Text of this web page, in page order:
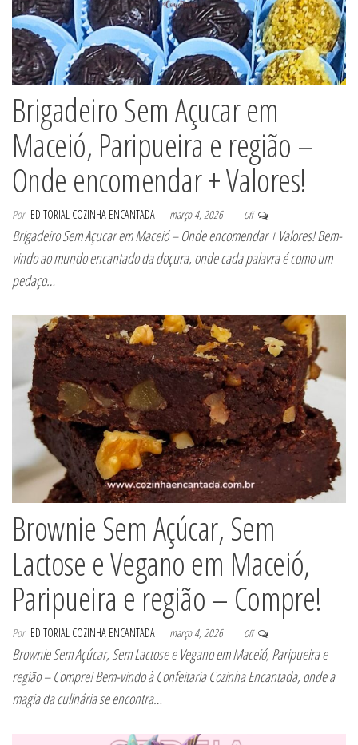
Brigadeiro Sem Açucar em
Maceió, Paripueira e região –
Onde encomendar + Valores!
Por EDITORIAL COZINHA ENCANTADA março 4, 2026 Off
Brigadeiro Sem Açucar em Maceió – Onde encomendar + Valores! Bem-
vindo ao mundo encantado da doçura, onde cada palavra é como um
pedaço…
Brownie Sem Açúcar, Sem
Lactose e Vegano em Maceió,
Paripueira e região – Compre!
Por EDITORIAL COZINHA ENCANTADA março 4, 2026 Off
Brownie Sem Açúcar, Sem Lactose e Vegano em Maceió, Paripueira e
região – Compre! Bem-vindo à Confeitaria Cozinha Encantada, onde a
magia da culinária se encontra…